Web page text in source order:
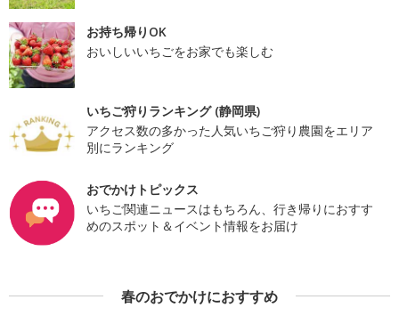
お持ち帰りOK
おいしいいちごをお家でも楽しむ
いちご狩りランキング (静岡県)
アクセス数の多かった人気いちご狩り農園をエリア
別にランキング
おでかけトピックス
いちご関連ニュースはもちろん、行き帰りにおすす
めのスポット＆イベント情報をお届け
春のおでかけにおすすめ